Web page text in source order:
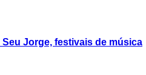
Jorge, festivais de música